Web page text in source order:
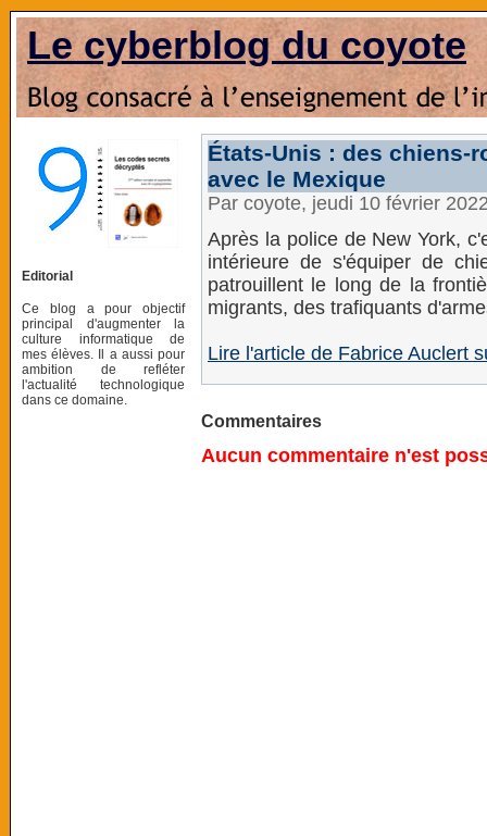
Le cyberblog du coyote
Editorial
Ce blog a pour objectif
principal d'augmenter la
culture informatique de
mes élèves. Il a aussi pour
ambition de refléter
l'actualité technologique
dans ce domaine.
États-Unis : des chiens-
avec le Mexique
Par coyote, jeudi 10 février
Après la police de New York,
intérieure de s'équiper de
patrouillent le long de la
migrants, des trafiquants
Lire l'article de Fabrice Auclert
Commentaires
Aucun commentaire n'est